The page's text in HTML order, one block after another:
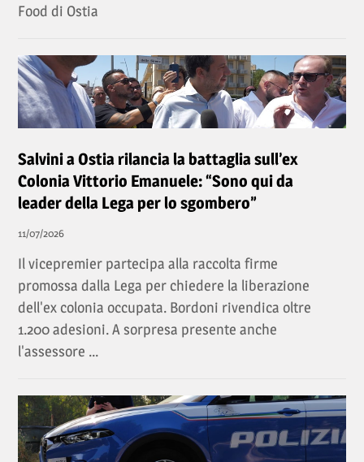
Food di Ostia
Salvini a Ostia rilancia la battaglia sull’ex
Colonia Vittorio Emanuele: “Sono qui da
leader della Lega per lo sgombero”
11/07/2026
Il vicepremier partecipa alla raccolta firme
promossa dalla Lega per chiedere la liberazione
dell'ex colonia occupata. Bordoni rivendica oltre
1.200 adesioni. A sorpresa presente anche
l'assessore ...